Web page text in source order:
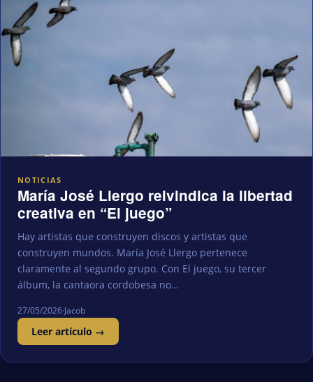
NOTICIAS
María José Llergo reivindica la libertad
creativa en “El juego”
Hay artistas que construyen discos y artistas que
construyen mundos. María José Llergo pertenece
claramente al segundo grupo. Con El juego, su tercer
álbum, la cantaora cordobesa no…
27/05/2026·Jacob
Leer artículo →